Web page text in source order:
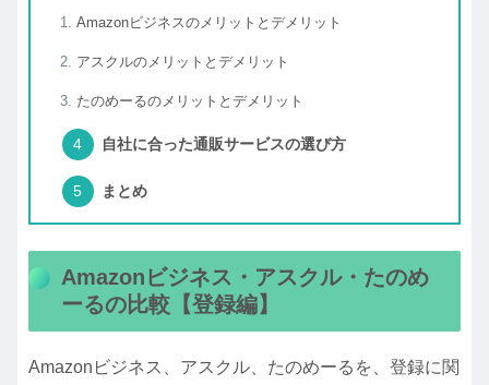
Amazonビジネスのメリットとデメリット
アスクルのメリットとデメリット
たのめーるのメリットとデメリット
自社に合った通販サービスの選び方
まとめ
Amazonビジネス・アスクル・たのめ
ーるの比較【登録編】
Amazonビジネス、アスクル、たのめーるを、登録に関